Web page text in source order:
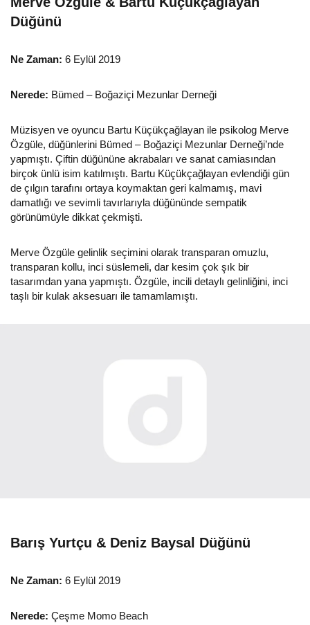
Düğünü
Ne Zaman: 6 Eylül 2019
Nerede: Bümed – Boğaziçi Mezunlar Derneği
Müzisyen ve oyuncu Bartu Küçükçağlayan ile psikolog Merve
Özgüle, düğünlerini Bümed – Boğaziçi Mezunlar Derneği’nde
yapmıştı. Çiftin düğününe akrabaları ve sanat camiasından
birçok ünlü isim katılmıştı. Bartu Küçükçağlayan evlendiği gün
de çılgın tarafını ortaya koymaktan geri kalmamış, mavi
damatlığı ve sevimli tavırlarıyla düğününde sempatik
görünümüyle dikkat çekmişti.
Merve Özgüle gelinlik seçimini olarak transparan omuzlu,
transparan kollu, inci süslemeli, dar kesim çok şık bir
tasarımdan yana yapmıştı. Özgüle, incili detaylı gelinliğini, inci
taşlı bir kulak aksesuarı ile tamamlamıştı.
Barış Yurtçu & Deniz Baysal Düğünü
Ne Zaman: 6 Eylül 2019
Nerede: Çeşme Momo Beach